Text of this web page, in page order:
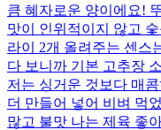
큼 혜자로운 양이에요!
맛이 인위적이지 않고
라이 2개 올려주는 센스
다 보니까 기본 고추장
저는 싱거운 것보다 매
더 만들어 넣어 비벼 먹
많고 불맛 나는 제육 좋